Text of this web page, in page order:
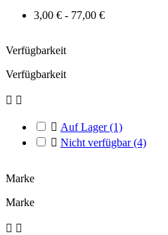
3,00 € - 77,00 €
Verfügbarkeit
Verfügbarkeit
 
 Auf Lager(1)
 Nicht verfügbar(4)
Marke
Marke
 